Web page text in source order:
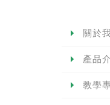
關於
產品
教學